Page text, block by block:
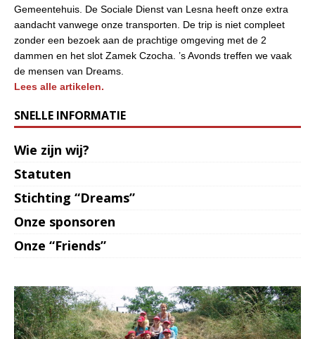
Gemeentehuis. De Sociale Dienst van Lesna heeft onze extra
aandacht vanwege onze transporten. De trip is niet compleet
zonder een bezoek aan de prachtige omgeving met de 2
dammen en het slot Zamek Czocha. ’s Avonds treffen we vaak
de mensen van Dreams.
Lees alle artikelen.
SNELLE INFORMATIE
Wie zijn wij?
Statuten
Stichting “Dreams”
Onze sponsoren
Onze “Friends”